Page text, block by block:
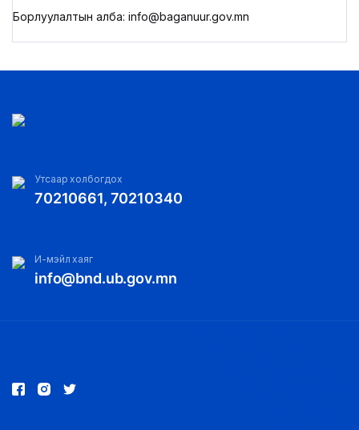
Борлуулалтын алба: info@baganuur.gov.mn
Утсаар холбогдох
70210661, 70210340
И-мэйл хаяг
info@bnd.ub.gov.mn